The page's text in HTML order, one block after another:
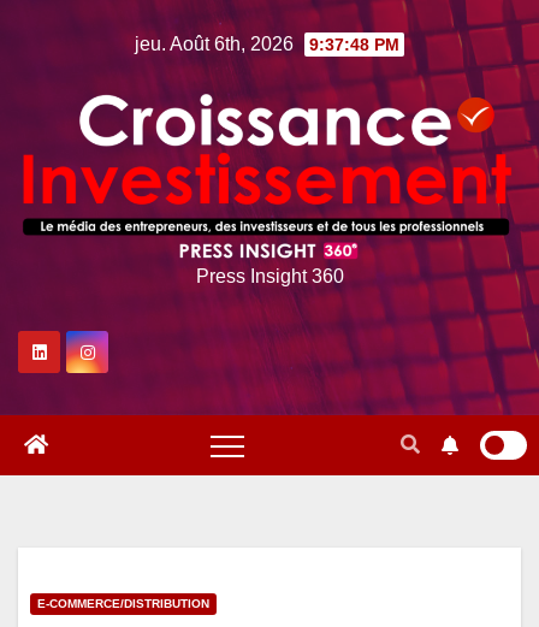
jeu. Août 6th, 2026 9:37:49 PM
Press Insight 360
E-COMMERCE/DISTRIBUTION